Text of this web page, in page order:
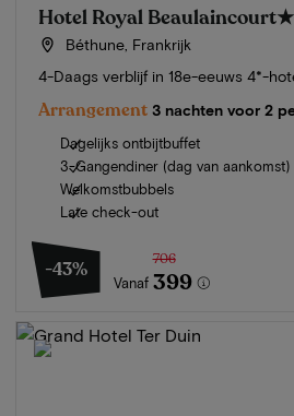
Hotel Royal Beaulaincourt
Béthune, Frankrijk
4-Daags verblijf in 18e-eeuws 4*-
Arrangement 3 nachten voor 2
Dagelijks ontbijtbuffet
3-Gangendiner (dag van aankomst)
Welkomstbubbels
Late check-out
-43%
Vanaf
706
399